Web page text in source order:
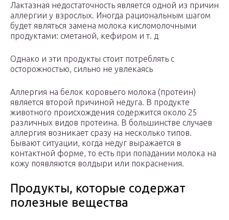
Лактазная недостаточность является одной из причин
аллергии у взрослых. Иногда рациональным шагом
будет являться замена молока кисломолочными
продуктами: сметаной, кефиром и т. д
Однако и эти продукты стоит потреблять с
осторожностью, сильно не увлекаясь
Аллергия на белок коровьего молока (протеин)
является второй причиной недуга. В продукте
животного происхождения содержится около 25
различных видов протеина. В большинстве случаев
аллергия возникает сразу на несколько типов.
Бывают ситуации, когда недуг выражается в
контактной форме, то есть при попадании молока на
кожу появляются волдыри или покраснения.
Продукты, которые содержат
полезные вещества